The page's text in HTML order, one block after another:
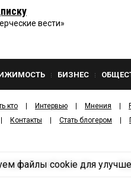
вести»
БИЗНЕС
кто Интервью Мнения
Контакты Стать блогером
ДОМ «КВ».
файлы cookie для